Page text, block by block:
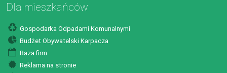
Dla mieszkańców
Gospodarka Odpadami Komunalnymi
Budżet Obywatelski Karpacza
Baza firm
Reklama na stronie